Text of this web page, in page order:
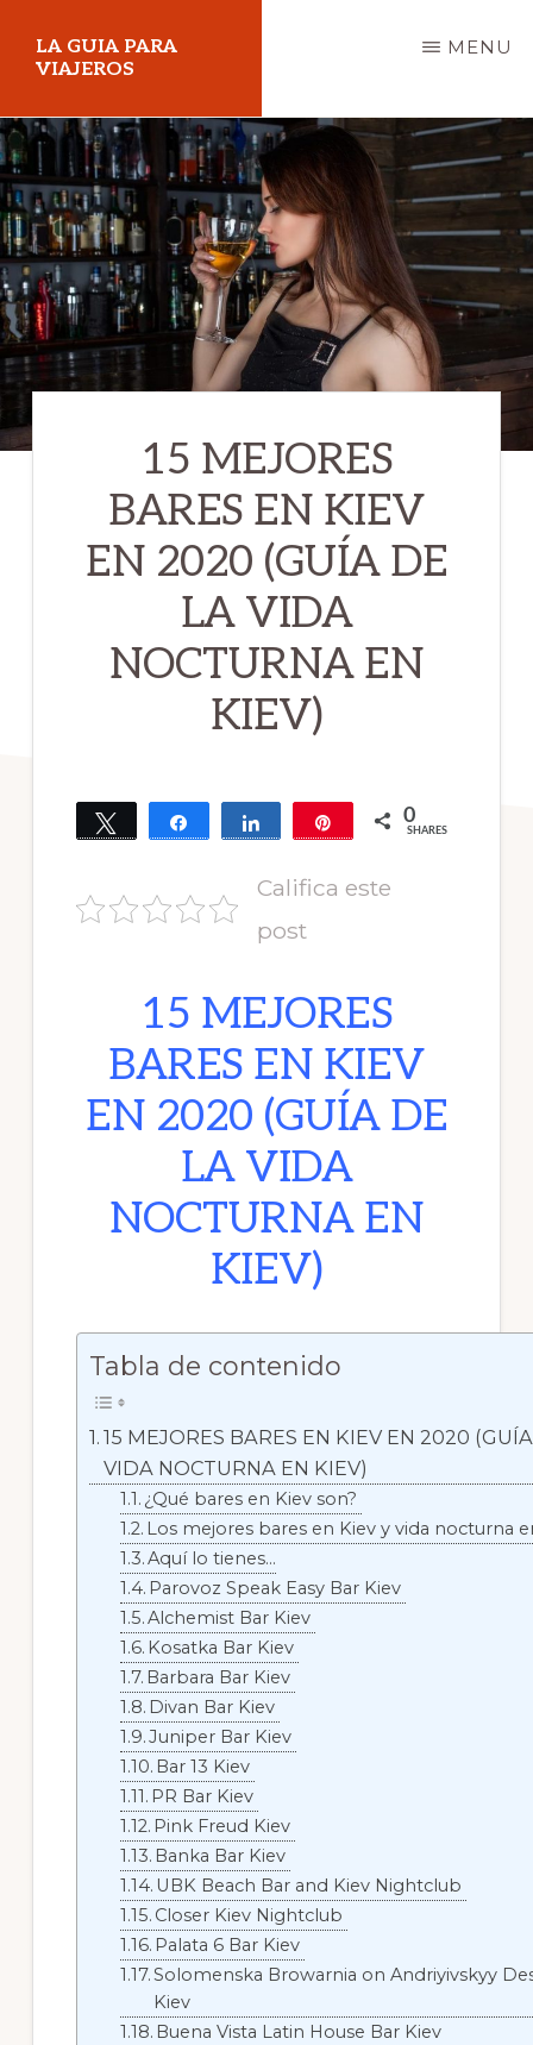
content
LA GUIA PARA
VIAJEROS
MENU
15 MEJORES
BARES EN KIEV
EN 2020 (GUÍA DE
LA VIDA
NOCTURNA EN
KIEV)
Tweet Share Share 0
SHARES
Califica este
post
15 MEJORES
BARES EN KIEV
EN 2020 (GUÍA DE
LA VIDA
NOCTURNA EN
KIEV)
Tabla de contenido
15 MEJORES BARES EN KIEV EN 2020
VIDA NOCTURNA EN KIEV)
¿Qué bares en Kiev son?
Los mejores bares en Kiev y vida nocturna
Aquí lo tienes…
Parovoz Speak Easy Bar Kiev
Alchemist Bar Kiev
Kosatka Bar Kiev
Barbara Bar Kiev
Divan Bar Kiev
Juniper Bar Kiev
Bar 13 Kiev
PR Bar Kiev
Pink Freud Kiev
Banka Bar Kiev
UBK Beach Bar and Kiev Nightclub
Closer Kiev Nightclub
Palata 6 Bar Kiev
Solomenska Browarnia on Andriyivskyy
Kiev
Buena Vista Latin House Bar Kiev